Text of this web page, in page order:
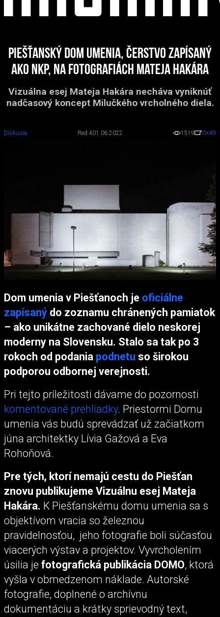
Piešťanský Dom umenia, čerstvo zapísaný
ako NKP, na fotografiách Mateja Hakára
Vizuálna esej Mateja Hakára necháva vyniknúť
nadčasový koncept Milučkého vrcholného diela.
Diskusia Red 401.06.2022 1519 0+49
Dom umenia v Piešťanoch je oficiálne
zapísaný do zoznamu chránených pamiatok
– ako unikátne zachované dielo neskorej
moderny na Slovensku. Stalo sa tak po 3
rokoch od podania podnetu so širokou
podporou odbornej verejnosti.
Pri tejto príležitosti dávame do pozornosti
komentované prehliadky. Priestormi Domu
umenia vás budú sprevádzať už začiatkom
júna architektky Lívia Gažová a Eva
Rohoňová.
Pre tých, ktorí nemajú cestu do Piešťan
znovu publikujeme Vizuálnu esej Mateja
Hakára. K Piešťanskému domu umenia sa s
objektívom vracia so železnou
pravidelnosťou, jeho fotografie boli súčasťou
viacerých výstav a projektov. Vyvrcholením
úsilia je fotografická publikácia DOMO, ktorá
vyšla v obmedzenom náklade. Autorské
fotografie, doplnené o archívnu
dokumentáciu a krátky sprievodný text,